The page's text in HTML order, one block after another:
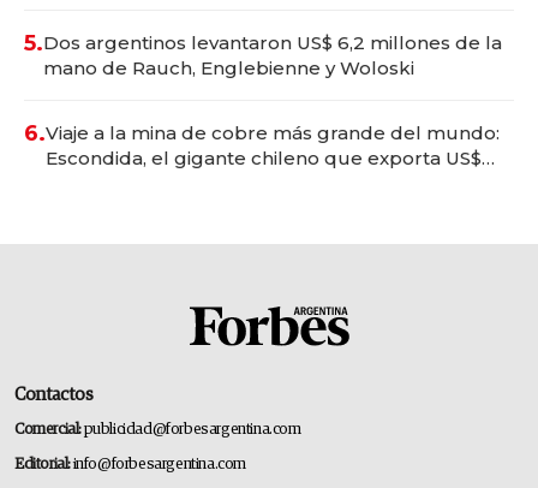
5.Dos argentinos levantaron US$ 6,2 millones de la
mano de Rauch, Englebienne y Woloski
6.Viaje a la mina de cobre más grande del mundo:
Escondida, el gigante chileno que exporta US$
Contactos
Comercial:publicidad@forbesargentina.com
Editorial:info@forbesargentina.com